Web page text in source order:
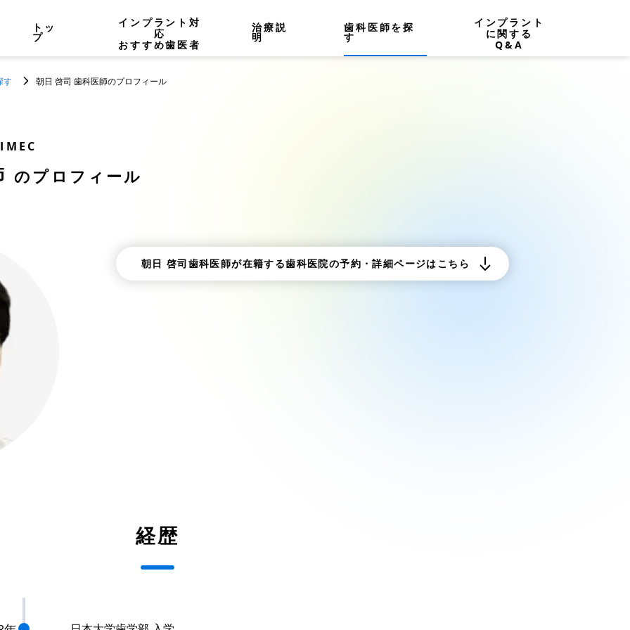
トッ
プ
インプラント対
応
おすすめ歯医者
治療説
明
歯科医師を探
す
インプラント
に関する
Q&A
す 朝日 啓司 歯科医師のプロフィール
のプロフィール
朝日 啓司歯科医師が在籍する歯科医院の予約・詳細ページはこちら
経歴